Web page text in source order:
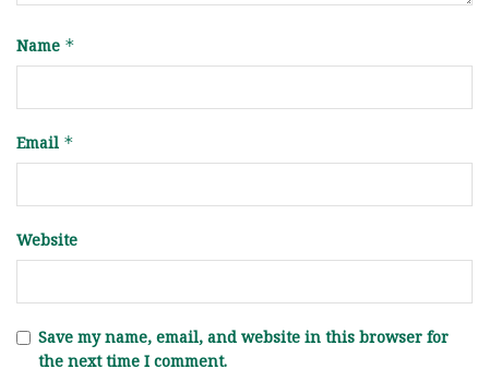
Name *
Email *
Website
Save my name, email, and website in this browser for
the next time I comment.